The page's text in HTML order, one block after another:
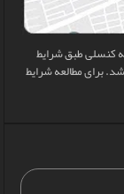
کنسلی طبق شرایط
شد. برای مطالعه شرایط